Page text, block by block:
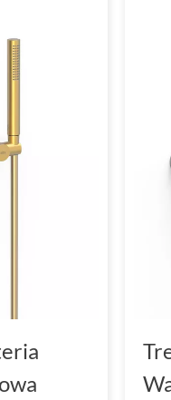
jak obrotowa
Baterie
w czystości,
i elegancję.
tworzenia
Seria
mogą